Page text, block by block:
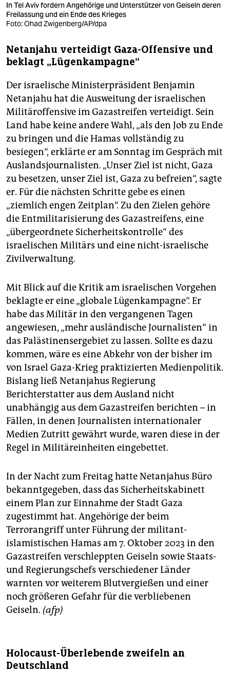
fragen & hilfe
unterstützen
abo
genossenschaft
epaper login
In Tel Aviv fordern Angehörige und Unterstützer von Geiseln deren
Freilassung und ein Ende des Krieges
Foto: Ohad Zwigenberg/AP/dpa
Netanjahu verteidigt Gaza-Offensive und
beklagt „Lügenkampagne“
Der israelische Ministerpräsident Benjamin
Netanjahu hat die Ausweitung der israelischen
Militäroffensive im Gazastreifen verteidigt. Sein
Land habe keine andere Wahl, „als den Job zu Ende
zu bringen und die Hamas vollständig zu
besiegen“, erklärte er am Sonntag im Gespräch mit
Auslandsjournalisten. „Unser Ziel ist nicht, Gaza
zu besetzen, unser Ziel ist, Gaza zu befreien“, sagte
er. Für die nächsten Schritte gebe es einen
„ziemlich engen Zeitplan“. Zu den Zielen gehöre
die Entmilitarisierung des Gazastreifens, eine
„übergeordnete Sicherheitskontrolle“ des
israelischen Militärs und eine nicht-israelische
Zivilverwaltung.
Mit Blick auf die Kritik am israelischen Vorgehen
beklagte er eine „globale Lügenkampagne“. Er
habe das Militär in den vergangenen Tagen
angewiesen, „mehr ausländische Journalisten“ in
das Palästinensergebiet zu lassen. Sollte es dazu
kommen, wäre es eine Abkehr von der bisher im
von Israel Gaza-Krieg praktizierten Medienpolitik.
Bislang ließ Netanjahus Regierung
Berichterstatter aus dem Ausland nicht
unabhängig aus dem Gazastreifen berichten – in
Fällen, in denen Journalisten internationaler
Medien Zutritt gewährt wurde, waren diese in der
Regel in Militäreinheiten eingebettet.
In der Nacht zum Freitag hatte Netanjahus Büro
bekanntgegeben, dass das Sicherheitskabinett
einem Plan zur Einnahme der Stadt Gaza
zugestimmt hat. Angehörige der beim
Terrorangriff unter Führung der militant-
islamistischen Hamas am 7. Oktober 2023 in den
Gazastreifen verschleppten Geiseln sowie Staats-
und Regierungschefs verschiedener Länder
warnten vor weiterem Blutvergießen und einer
noch größeren Gefahr für die verbliebenen
Geiseln. (afp)
Holocaust-Überlebende zweifeln an
Deutschland